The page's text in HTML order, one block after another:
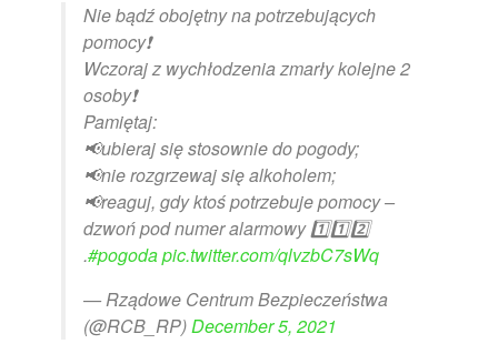
Nie bądź obojętny na potrzebujących
pomocy❗️
Wczoraj z wychłodzenia zmarły kolejne 2
osoby❗️
Pamiętaj:
📢ubieraj się stosownie do pogody;
📢nie rozgrzewaj się alkoholem;
📢reaguj, gdy ktoś potrzebuje pomocy –
dzwoń pod numer alarmowy 1️⃣1️⃣2️⃣
.#pogodapic.twitter.com/qlvzbC7sWq
— Rządowe Centrum Bezpieczeństwa
(@RCB_RP)December 5, 2021